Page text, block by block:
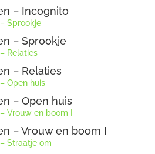
– Incognito
– Sprookje
– Relaties
– Open huis
– Vrouw en boom I